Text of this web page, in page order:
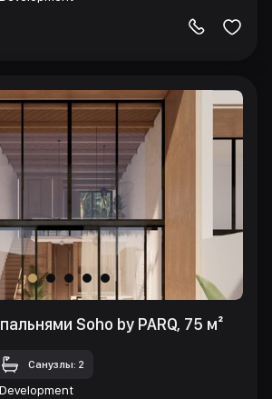
Soho by PARQ, 75 м²
Санузлы: 2